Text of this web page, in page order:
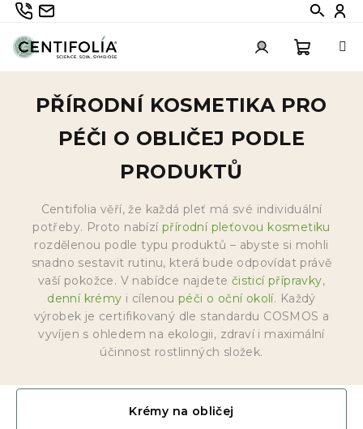
Přejít
obsah
735 336 882
info@centifolia.cz Hledat
Přihlášení
PŘÍRODNÍ KOSMETIKA PRO
PÉČI O OBLIČEJ PODLE
PRODUKTŮ
Centifolia věří, že každá pleť má své individuální
potřeby. Proto nabízí přírodní pleťovou kosmetiku
rozdělenou podle typu produktů – abyste si mohli
snadno sestavit rutinu, která bude odpovídat právě
vaší pokožce. V nabídce najdete čisticí přípravky,
denní krémy i cílenoupéči o oční okolí. Každý
výrobek je certifikovaný dle standardu COSMOS a
vyvíjen s ohledem na ekologii, zdraví i maximální
účinnost rostlinných složek.
Krémy na obličej